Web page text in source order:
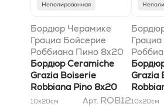
Неполированная
Бордюр Черамике
Грациа Бойсерие
Роббиана Пино 8x20
Бордюр Ceramiche
Grazia Boiserie
Robbiana Pino 8x20
10x20см Арт. ROB12
8x20
Grazia
8x20
10x20см